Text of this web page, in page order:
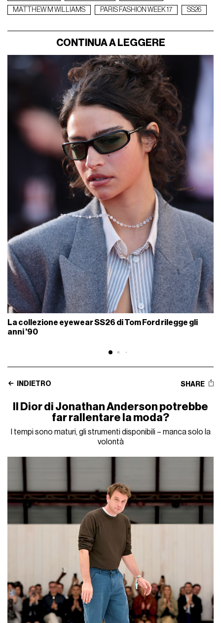
MATTHEW M WILLIAMS
PARIS FASHION WEEK 17 SS26
CONTINUA A LEGGERE
La collezione eyewear SS26 di Tom Ford rilegge gli
anni '90
INDIETRO SHARE
Il Dior di Jonathan Anderson potrebbe
far rallentare la moda?
I tempi sono maturi, gli strumenti disponibili – manca solo la
volontà